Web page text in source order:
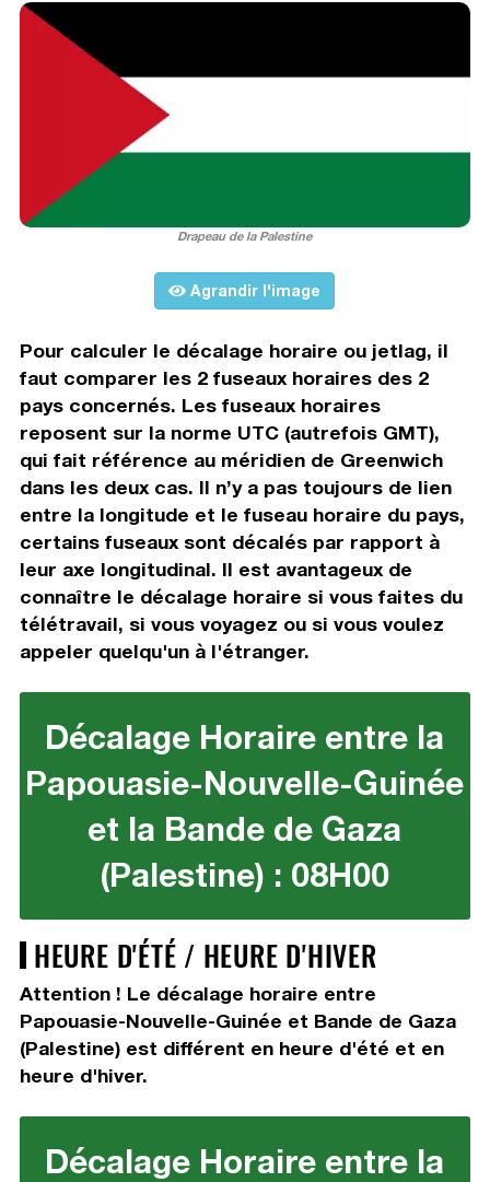
Drapeau de la Palestine
Agrandir l'image
Pour calculer le décalage horaire ou jetlag, il
faut comparer les 2 fuseaux horaires des 2
pays concernés. Les fuseaux horaires
reposent sur la norme UTC (autrefois GMT),
qui fait référence au méridien de Greenwich
dans les deux cas. Il n’y a pas toujours de lien
entre la longitude et le fuseau horaire du pays,
certains fuseaux sont décalés par rapport à
leur axe longitudinal. Il est avantageux de
connaître le décalage horaire si vous faites du
télétravail, si vous voyagez ou si vous voulez
appeler quelqu'un à l'étranger.
Décalage Horaire entre la
Papouasie-Nouvelle-Guinée
et la Bande de Gaza
(Palestine) : 08H00
HEURE D'ÉTÉ / HEURE D'HIVER
Attention ! Le décalage horaire entre
Papouasie-Nouvelle-Guinée et Bande de Gaza
(Palestine) est différent en heure d'été et en
heure d'hiver.
Décalage Horaire entre la